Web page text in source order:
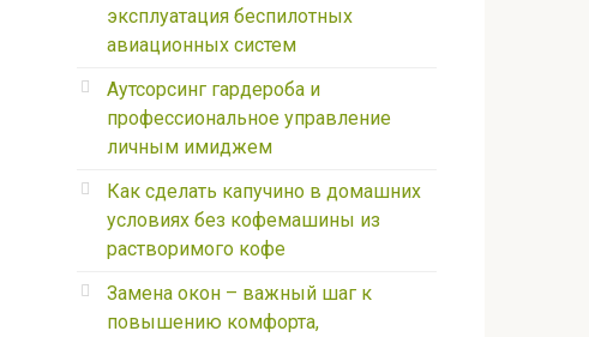
эксплуатация беспилотных
авиационных систем
Аутсорсинг гардероба и
профессиональное управление
личным имиджем
Как сделать капучино в домашних
условиях без кофемашины из
растворимого кофе
Замена окон – важный шаг к
повышению комфорта,